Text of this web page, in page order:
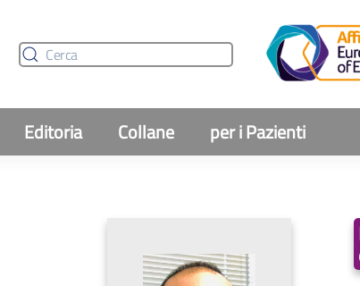
Editoria Collane per i Pazienti